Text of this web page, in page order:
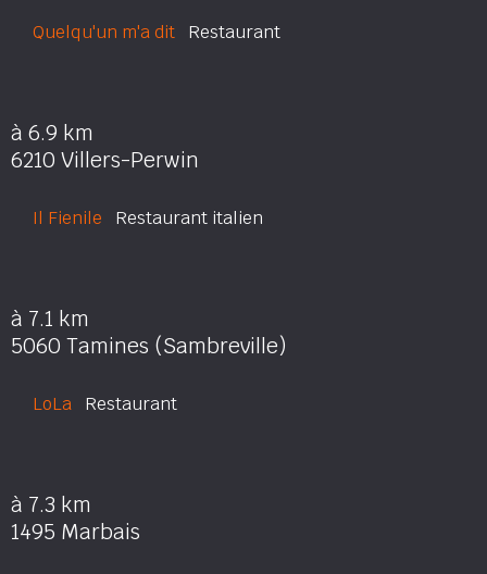
Quelqu'un m'a dit Restaurant
à 6.9 km
6210 Villers-Perwin
Il Fienile Restaurant italien
à 7.1 km
5060 Tamines (Sambreville)
LoLa Restaurant
à 7.3 km
1495 Marbais